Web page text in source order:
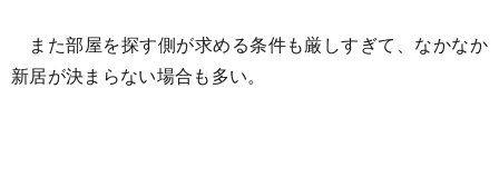
また部屋を探す側が求める条件も厳しすぎて、なかなか
新居が決まらない場合も多い。